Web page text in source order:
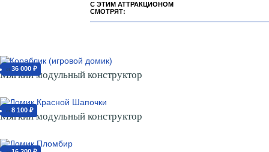
С ЭТИМ АТТРАКЦИОНОМ
СМОТРЯТ:
от 36 000 ₽
Мягкий модульный конструктор
от 8 100 ₽
Мягкий модульный конструктор